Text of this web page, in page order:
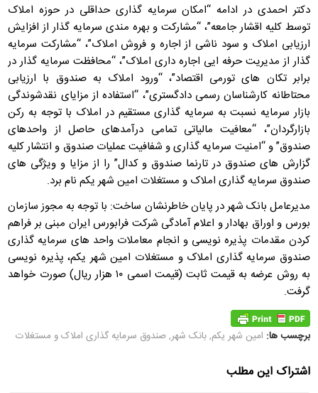
دکتر احمدی در ادامه “امکان سرمایه گذاری حداقلی در حوزه املاک
توسط کلیه اقشار جامعه”، “مشارکت و بهره مندی سرمایه گذار از افزایش
ارزیابی املاک و سود ناشی از اجاره و فروش املاک”، “مشارکت سرمایه
گذار از مدیریت حرفه ایی اجاره داری املاک”، “محافظت سرمایه گذار در
برابر تکان های تورمی اقتصاد”، “ورود املاک به صندوق با ارزیابی
محتاطانه کارشناسان رسمی دادگستری”، “استفاده از مزایای نقدشوندگی
بازار سرمایه نسبت به سرمایه گذاری مستقیم در املاک با توجه به رکن
بازارگردان”، “معافیت مالیاتی تمامی درآمدهای حاصل از واحدهای
صندوق” و “امنیت سرمایه گذاری و شفافیت عملیات صندوق و انتشار کلیه
گزارش های صندوق در تارنما صندوق و کدال” را از مزایا و ویژگی های
صندوق سرمایه گذاری املاک و مستغلات امین شهر یکم نام برد.
مدیرعامل بانک شهر در پایان خاطرنشان ساخت: با توجه به مجوز سازمان
بورس و اوراق بهادار و اعلام آمادگی شرکت فرابورس ایران مبنی بر فراهم
کردن مقدمات پذیره نویسی و انجام معاملات واحد های سرمایه گذاری
صندوق سرمایه گذاری املاک و مستغلات امین شهر یکم، پذیره نویسی
به روش عرضه به قیمت ثابت (قیمت اسمی ۱۰ هزار ریال) صورت خواهد
گرفت.
برچسب ها: امین شهر یکم,بانک شهر,صندوق سرمایه گذاری املاک و مستغلات
اشتراک این مطلب